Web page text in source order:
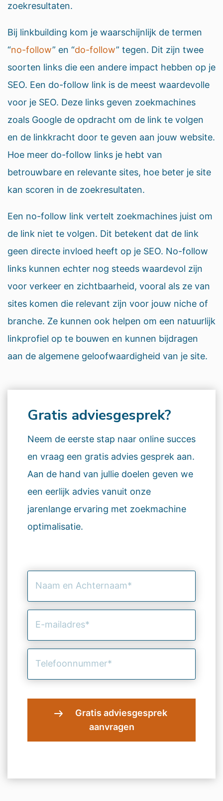
zoekresultaten.
Bij linkbuilding kom je waarschijnlijk de termen
“no-follow” en “do-follow” tegen. Dit zijn twee
soorten links die een andere impact hebben op je
SEO. Een do-follow link is de meest waardevolle
voor je SEO. Deze links geven zoekmachines
zoals Google de opdracht om de link te volgen
en de linkkracht door te geven aan jouw website.
Hoe meer do-follow links je hebt van
betrouwbare en relevante sites, hoe beter je site
kan scoren in de zoekresultaten.
Een no-follow link vertelt zoekmachines juist om
de link niet te volgen. Dit betekent dat de link
geen directe invloed heeft op je SEO. No-follow
links kunnen echter nog steeds waardevol zijn
voor verkeer en zichtbaarheid, vooral als ze van
sites komen die relevant zijn voor jouw niche of
branche. Ze kunnen ook helpen om een natuurlijk
linkprofiel op te bouwen en kunnen bijdragen
aan de algemene geloofwaardigheid van je site.
Gratis adviesgesprek?
Neem de eerste stap naar online succes
en vraag een gratis advies gesprek aan.
Aan de hand van jullie doelen geven we
een eerlijk advies vanuit onze
jarenlange ervaring met zoekmachine
optimalisatie.
en
Achternaam
(Vereist)
mailadres
(Vereist)
(Vereist)